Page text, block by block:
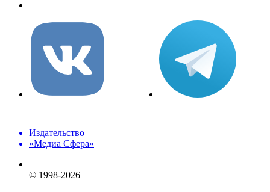
вКонтакте
Издательство
«Медиа Сфера»
© 1998-2026